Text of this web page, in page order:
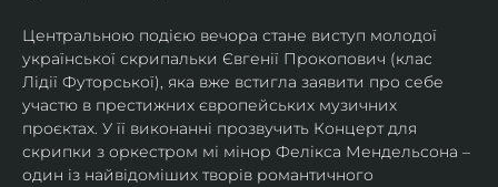
Центральною подією вечора стане виступ молодої
української скрипальки Євгенії Прокопович (клас
Лідії Футорської), яка вже встигла заявити про себе
участю в престижних європейських музичних
проєктах. У її виконанні прозвучить Концерт для
скрипки з оркестром мі мінор Фелікса Мендельсона –
один із найвідоміших творів романтичного